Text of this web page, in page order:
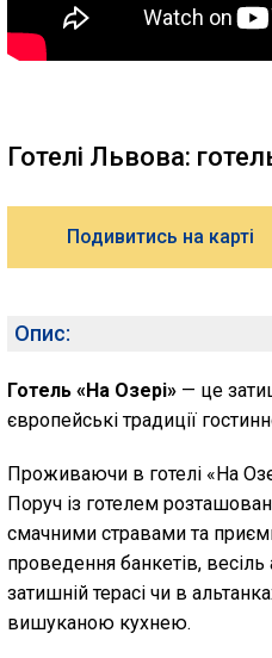
Готелі Львова:
Подивитись на карті
Опис:
Готель «На Озері» — це
європейські традиції
Проживаючи в готелі «На
Поруч із готелем
смачними стравами та
проведення банкетів,
затишній терасі чи в
вишуканою кухнею.